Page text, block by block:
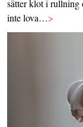
sätter klot i rullning
inte lova…>